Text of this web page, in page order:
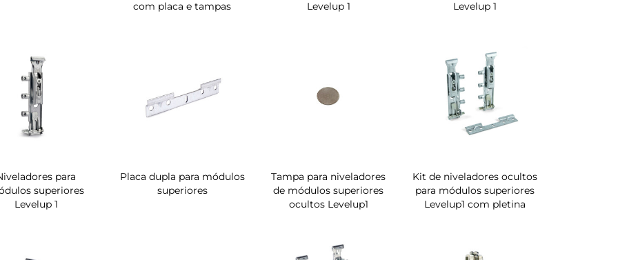
com placa e tampas
Levelup 1
Levelup 1
para
superiores
Levelup 1
Placa dupla para módulos
superiores
Tampa para niveladores
de módulos superiores
ocultos Levelup1
Kit de niveladores ocultos
para módulos superiores
Levelup1 com pletina